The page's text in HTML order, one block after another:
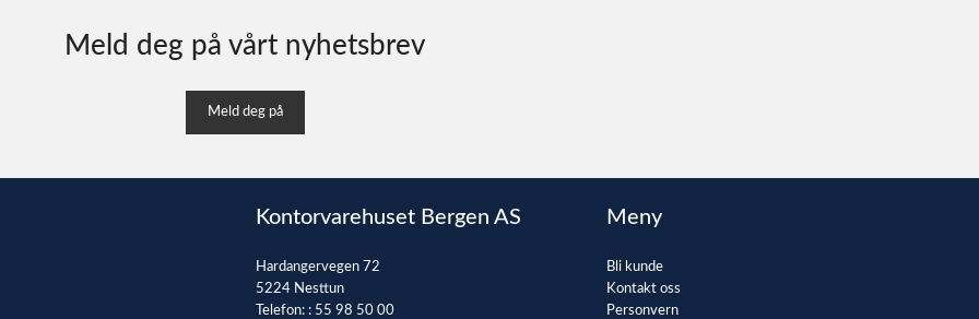
Meld deg på vårt nyhetsbrev
Meld deg på
Kontorvarehuset Bergen AS
Hardangervegen 72
5224 Nesttun
Telefon: : 55 98 50 00
Meny
Bli kunde
Kontakt oss
Personvern